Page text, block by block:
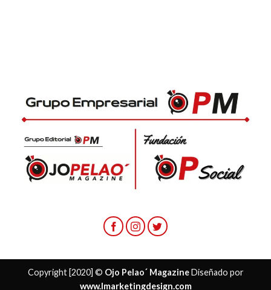
Copyright [2020] © Ojo Pelao´ MagazineDiseñado por
www.lmarketingdesign.com